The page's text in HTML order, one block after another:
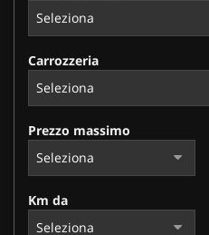
Carrozzeria
Prezzo massimo
Km da